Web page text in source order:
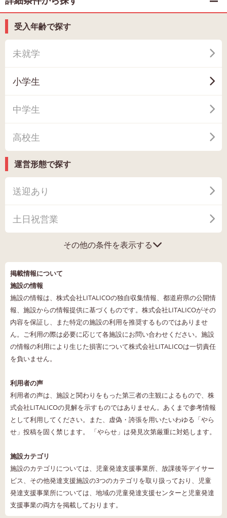
受入年齢で探す
未就学
小学生
中学生
高校生
運営形態で探す
送迎あり
土日祝営業
その他の条件を表示する
掲載情報について
施設の情報
施設の情報は、株式会社LITALICOの独自収集情報、都道府県の公開情
報、施設からの情報提供に基づくものです。株式会社LITALICOがその
内容を保証し、また特定の施設の利用を推奨するものではありませ
ん。ご利用の際は必要に応じて各施設にお問い合わせください。施設
の情報の利用により生じた損害について株式会社LITALICOは一切責任
を負いません。
利用者の声
利用者の声は、施設と関わりをもった第三者の主観によるもので、株
式会社LITALICOの見解を示すものではありません。あくまで参考情報
として利用してください。また、虚偽・誇張を用いたいわゆる「やら
せ」投稿を固く禁じます。 「やらせ」は発見次第厳重に対処します。
施設カテゴリ
施設のカテゴリについては、児童発達支援事業所、放課後等デイサー
ビス、その他発達支援施設の3つのカテゴリを取り扱っており、児童
発達支援事業所については、地域の児童発達支援センターと児童発達
支援事業の両方を掲載しております。